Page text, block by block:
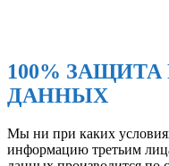
100%
ДАННЫХ
Мы ни при каких
информацию третьим